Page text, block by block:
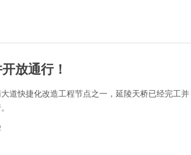
放通行！
道快捷化改造工程节点之一，延陵天桥已经完工并